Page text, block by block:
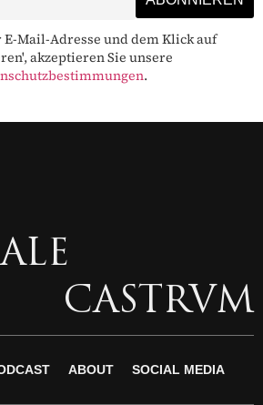
Mail-Adresse und dem Klick auf
akzeptieren Sie unsere
.
CASTRVM
ABOUT SOCIAL MEDIA